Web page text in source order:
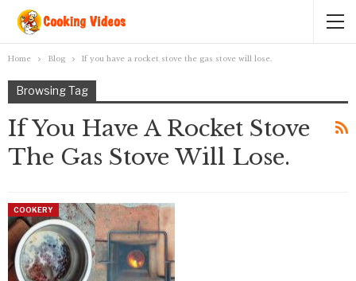
Home Blog If you have a rocket stove the gas stove will lose.
Browsing Tag
If You Have A Rocket Stove
The Gas Stove Will Lose.
COOKERY